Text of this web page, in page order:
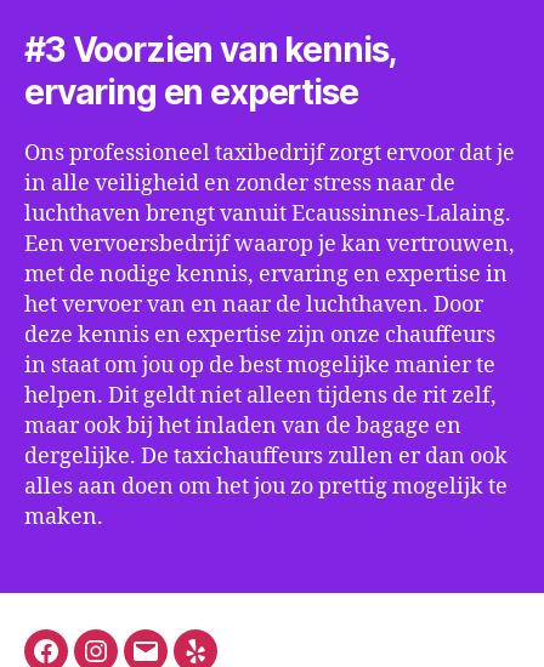
#3 Voorzien van kennis,
ervaring en expertise
Ons professioneel taxibedrijf zorgt ervoor dat je
in alle veiligheid en zonder stress naar de
luchthaven brengt vanuit Ecaussinnes-Lalaing.
Een vervoersbedrijf waarop je kan vertrouwen,
met de nodige kennis, ervaring en expertise in
het vervoer van en naar de luchthaven. Door
deze kennis en expertise zijn onze chauffeurs
in staat om jou op de best mogelijke manier te
helpen. Dit geldt niet alleen tijdens de rit zelf,
maar ook bij het inladen van de bagage en
dergelijke. De taxichauffeurs zullen er dan ook
alles aan doen om het jou zo prettig mogelijk te
maken.